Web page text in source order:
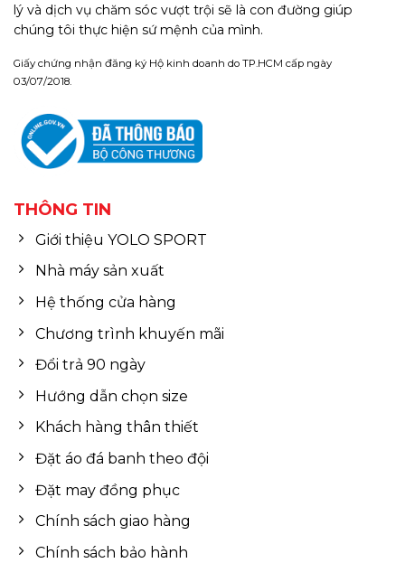
lý và dịch vụ chăm sóc vượt trội sẽ là con đường giúp
chúng tôi thực hiện sứ mệnh của mình.
Giấy chứng nhận đăng ký Hộ kinh doanh do TP.HCM cấp ngày
03/07/2018.
THÔNG TIN
Giới thiệu YOLO SPORT
Nhà máy sản xuất
Hệ thống cửa hàng
Chương trình khuyến mãi
Đổi trả 90 ngày
Hướng dẫn chọn size
Khách hàng thân thiết
Đặt áo đá banh theo đội
Đặt may đồng phục
Chính sách giao hàng
Chính sách bảo hành